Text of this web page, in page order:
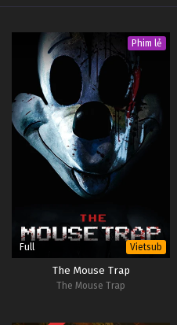
Thiên Hồ Đại
18 Thiên Hồ Đại
17 Thiên Hồ Đại Nhân
Thiên Hồ Đại
Phim lẻ
Full Vietsub
The Mouse Trap
The Mouse Trap